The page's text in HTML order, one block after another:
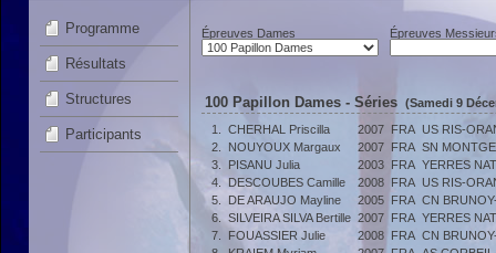
Programme
Résultats
Structures
Participants
Épreuves Dames Épreuves
100 Papillon Dames - Séries (Samedi 9
1.
CHERHAL Priscilla 2007 FRA US RIS-
2.
NOUYOUX Margaux 2007 FRA SN
3.
PISANU Julia 2003 FRA YERRES
4.
DESCOUBES Camille 2008 FRA US RIS-
5.
DE ARAUJO Mayline 2005 FRA CN
6.
SILVEIRA SILVA Bertille 2007 FRA YERRES
7.
FOUASSIER Julie 2008 FRA CN